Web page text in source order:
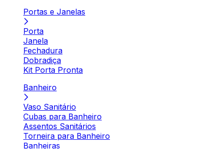
Portas e Janelas
Porta
Janela
Fechadura
Dobradiça
Kit Porta Pronta
Banheiro
Vaso Sanitário
Cubas para Banheiro
Assentos Sanitários
Torneira para Banheiro
Banheiras